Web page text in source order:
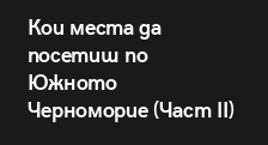
Кои места да
посетиш по
Южното
Черноморие (Част II)